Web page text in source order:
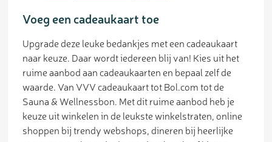
Voeg een cadeaukaart toe
Upgrade deze leuke bedankjes met een cadeaukaart
naar keuze. Daar wordt iedereen blij van! Kies uit het
ruime aanbod aan cadeaukaarten en bepaal zelf de
waarde. Van VVV cadeaukaart tot Bol.com tot de
Sauna & Wellnessbon. Met dit ruime aanbod heb je
keuze uit winkelen in de leukste winkelstraten, online
shoppen bij trendy webshops, dineren bij heerlijke